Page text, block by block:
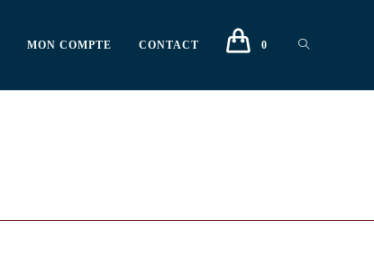
MON COMPTE CONTACT 0